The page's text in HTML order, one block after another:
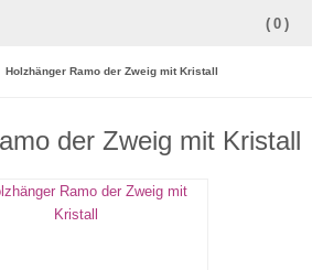
( 0 )
Holzhänger Ramo der Zweig mit Kristall
der Zweig mit Kristall